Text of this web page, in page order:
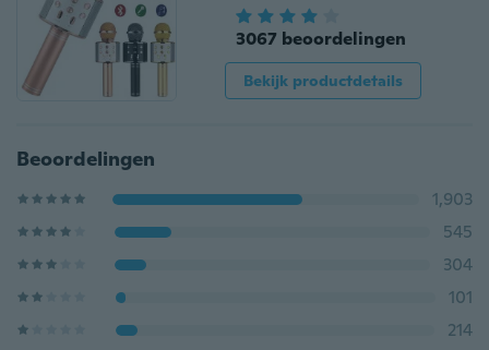
3067 beoordelingen
Bekijk productdetails
Beoordelingen
1,903
545
304
101
214